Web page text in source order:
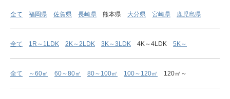
全て 福岡県 佐賀県 長崎県 熊本県 大分県 宮崎県 鹿児島県
全て 1R～1LDK 2K～2LDK 3K～3LDK 4K～4LDK 5K～
全て ～60㎡ 60～80㎡ 80～100㎡ 100～120㎡ 120㎡～